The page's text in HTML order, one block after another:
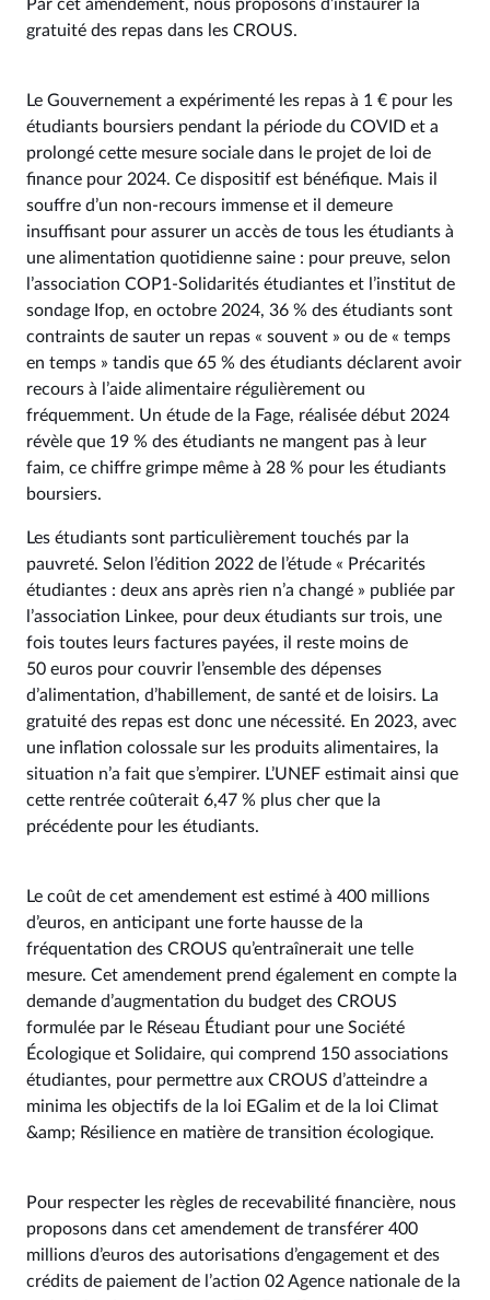
Par cet amendement, nous proposons d’instaurer la
gratuité des repas dans les CROUS.
Le Gouvernement a expérimenté les repas à 1 € pour les
étudiants boursiers pendant la période du COVID et a
prolongé cette mesure sociale dans le projet de loi de
finance pour 2024. Ce dispositif est bénéfique. Mais il
souffre d’un non-recours immense et il demeure
insuffisant pour assurer un accès de tous les étudiants à
une alimentation quotidienne saine : pour preuve, selon
l’association COP1-Solidarités étudiantes et l’institut de
sondage Ifop, en octobre 2024, 36 % des étudiants sont
contraints de sauter un repas « souvent » ou de « temps
en temps » tandis que 65 % des étudiants déclarent avoir
recours à l’aide alimentaire régulièrement ou
fréquemment. Un étude de la Fage, réalisée début 2024
révèle que 19 % des étudiants ne mangent pas à leur
faim, ce chiffre grimpe même à 28 % pour les étudiants
boursiers.
Les étudiants sont particulièrement touchés par la
pauvreté. Selon l’édition 2022 de l’étude « Précarités
étudiantes : deux ans après rien n’a changé » publiée par
l’association Linkee, pour deux étudiants sur trois, une
fois toutes leurs factures payées, il reste moins de
50 euros pour couvrir l’ensemble des dépenses
d’alimentation, d’habillement, de santé et de loisirs. La
gratuité des repas est donc une nécessité. En 2023, avec
une inflation colossale sur les produits alimentaires, la
situation n’a fait que s’empirer. L’UNEF estimait ainsi que
cette rentrée coûterait 6,47 % plus cher que la
précédente pour les étudiants.
Le coût de cet amendement est estimé à 400 millions
d’euros, en anticipant une forte hausse de la
fréquentation des CROUS qu’entraînerait une telle
mesure. Cet amendement prend également en compte la
demande d’augmentation du budget des CROUS
formulée par le Réseau Étudiant pour une Société
Écologique et Solidaire, qui comprend 150 associations
étudiantes, pour permettre aux CROUS d’atteindre a
minima les objectifs de la loi EGalim et de la loi Climat
&amp; Résilience en matière de transition écologique.
Pour respecter les règles de recevabilité financière, nous
proposons dans cet amendement de transférer 400
millions d’euros des autorisations d’engagement et des
crédits de paiement de l’action 02 Agence nationale de la